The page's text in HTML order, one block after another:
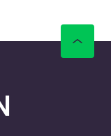
produkter.